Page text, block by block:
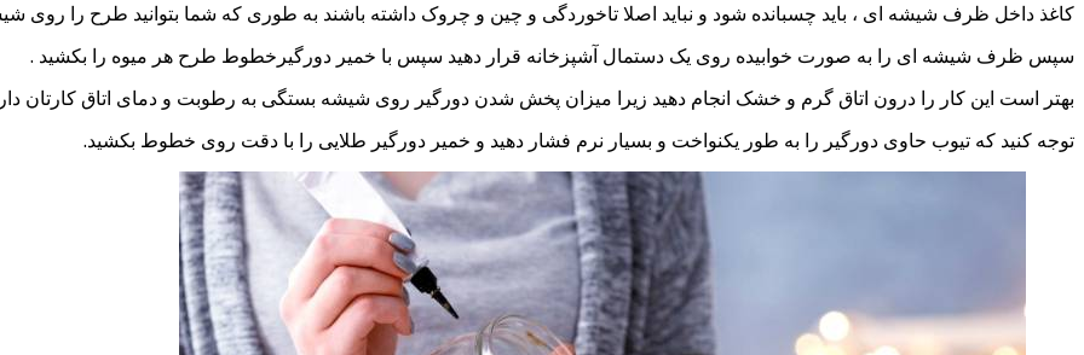
کاغذ داخل ظرف شیشه ای ، باید چسبانده شود و نباید اصلا تاخوردگی و چین و چروک داشته باشند به طوری که شما بتوانید طرح را روی
سپس ظرف شیشه ای را به صورت خوابیده روی یک دستمال آشپزخانه قرار دهید سپس با خمیر دورگیرخطوط طرح هر میوه را بکشید .
بهتر است این کار را درون اتاق گرم و خشک انجام دهید زیرا میزان پخش شدن دورگیر روی شیشه بستگی به رطوبت و دمای اتاق کارتان
توجه کنید که تیوب حاوی دورگیر را به طور یکنواخت و بسیار نرم فشار دهید و خمیر دورگیر طلایی را با دقت روی خطوط بکشید.